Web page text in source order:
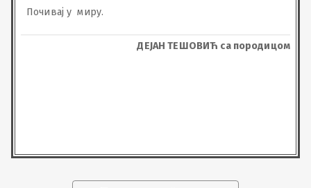
Почивај у  миру.
ДЕЈАН ТЕШОВИЋ са породицом